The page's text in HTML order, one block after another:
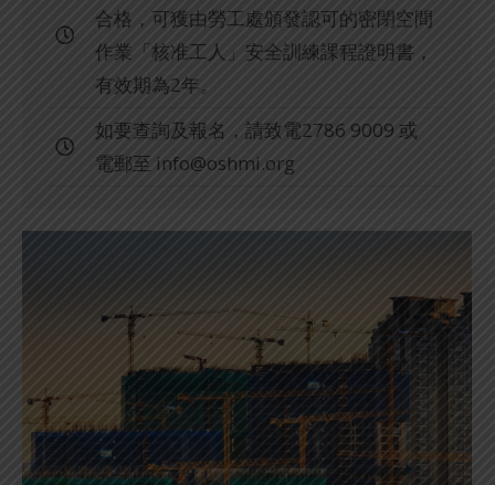
合格，可獲由勞工處頒發認可的密閉空間
作業「核准工人」安全訓練課程證明書，
有效期為2年。
如要查詢及報名，請致電2786 9009 或
電郵至 info@oshmi.org